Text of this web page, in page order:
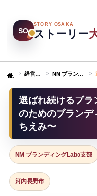
SO
STORY OSAKA
ストーリー
Home 経営者ストーリー NM ブランディングLabo支部
選ばれ続けるブラ
のためのブランデ
ちえみ〜
NM ブランディングLabo支部
河内長野市